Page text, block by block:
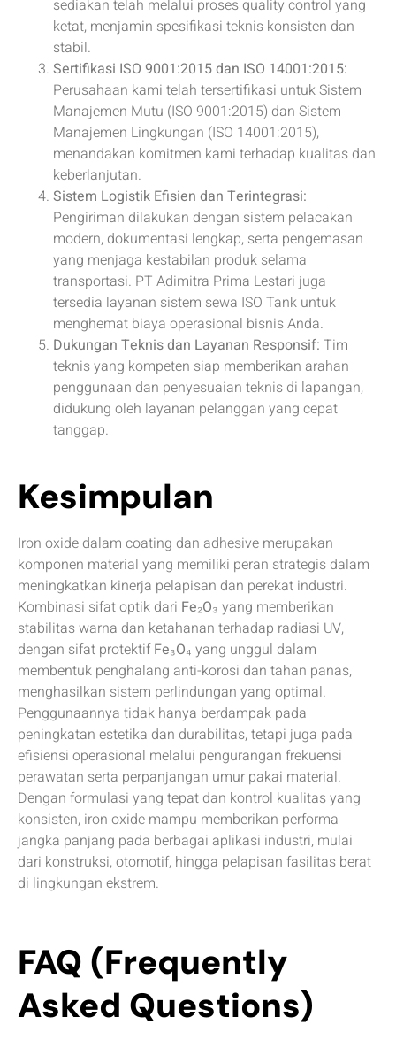
sediakan telah melalui proses quality control yang
ketat, menjamin spesifikasi teknis konsisten dan
stabil.
Sertifikasi ISO 9001:2015 dan ISO 14001:2015:
Perusahaan kami telah tersertifikasi untuk Sistem
Manajemen Mutu (ISO 9001:2015) dan Sistem
Manajemen Lingkungan (ISO 14001:2015),
menandakan komitmen kami terhadap kualitas dan
keberlanjutan.
Sistem Logistik Efisien dan Terintegrasi:
Pengiriman dilakukan dengan sistem pelacakan
modern, dokumentasi lengkap, serta pengemasan
yang menjaga kestabilan produk selama
transportasi. PT Adimitra Prima Lestari juga
tersedia layanan sistem sewa ISO Tank untuk
menghemat biaya operasional bisnis Anda.
Dukungan Teknis dan Layanan Responsif: Tim
teknis yang kompeten siap memberikan arahan
penggunaan dan penyesuaian teknis di lapangan,
didukung oleh layanan pelanggan yang cepat
tanggap.
Kesimpulan
Iron oxide dalam coating dan adhesive merupakan
komponen material yang memiliki peran strategis dalam
meningkatkan kinerja pelapisan dan perekat industri.
Kombinasi sifat optik dari Fe₂O₃ yang memberikan
stabilitas warna dan ketahanan terhadap radiasi UV,
dengan sifat protektifFe₃O₄ yang unggul dalam
membentuk penghalang anti-korosi dan tahan panas,
menghasilkan sistem perlindungan yang optimal.
Penggunaannya tidak hanya berdampak pada
peningkatan estetika dan durabilitas, tetapi juga pada
efisiensi operasional melalui pengurangan frekuensi
perawatan serta perpanjangan umur pakai material.
Dengan formulasi yang tepat dan kontrol kualitas yang
konsisten, iron oxide mampu memberikan performa
jangka panjang pada berbagai aplikasi industri, mulai
dari konstruksi, otomotif, hingga pelapisan fasilitas berat
di lingkungan ekstrem.
FAQ (Frequently
Asked Questions)